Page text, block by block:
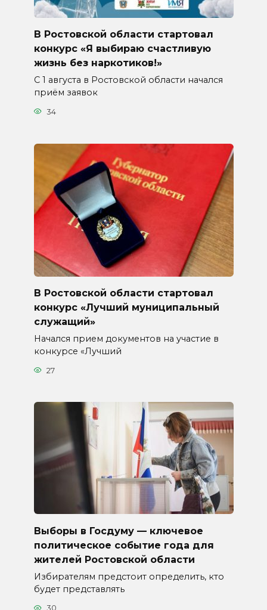
В Ростовской области стартовал
конкурс «Я выбираю счастливую
жизнь без наркотиков!»
С 1 августа в Ростовской области начался
приём заявок
34
В Ростовской области стартовал
конкурс «Лучший муниципальный
служащий»
Начался прием документов на участие в
конкурсе «Лучший
27
Выборы в Госдуму — ключевое
политическое событие года для
жителей Ростовской области
Избирателям предстоит определить, кто
будет представлять
30